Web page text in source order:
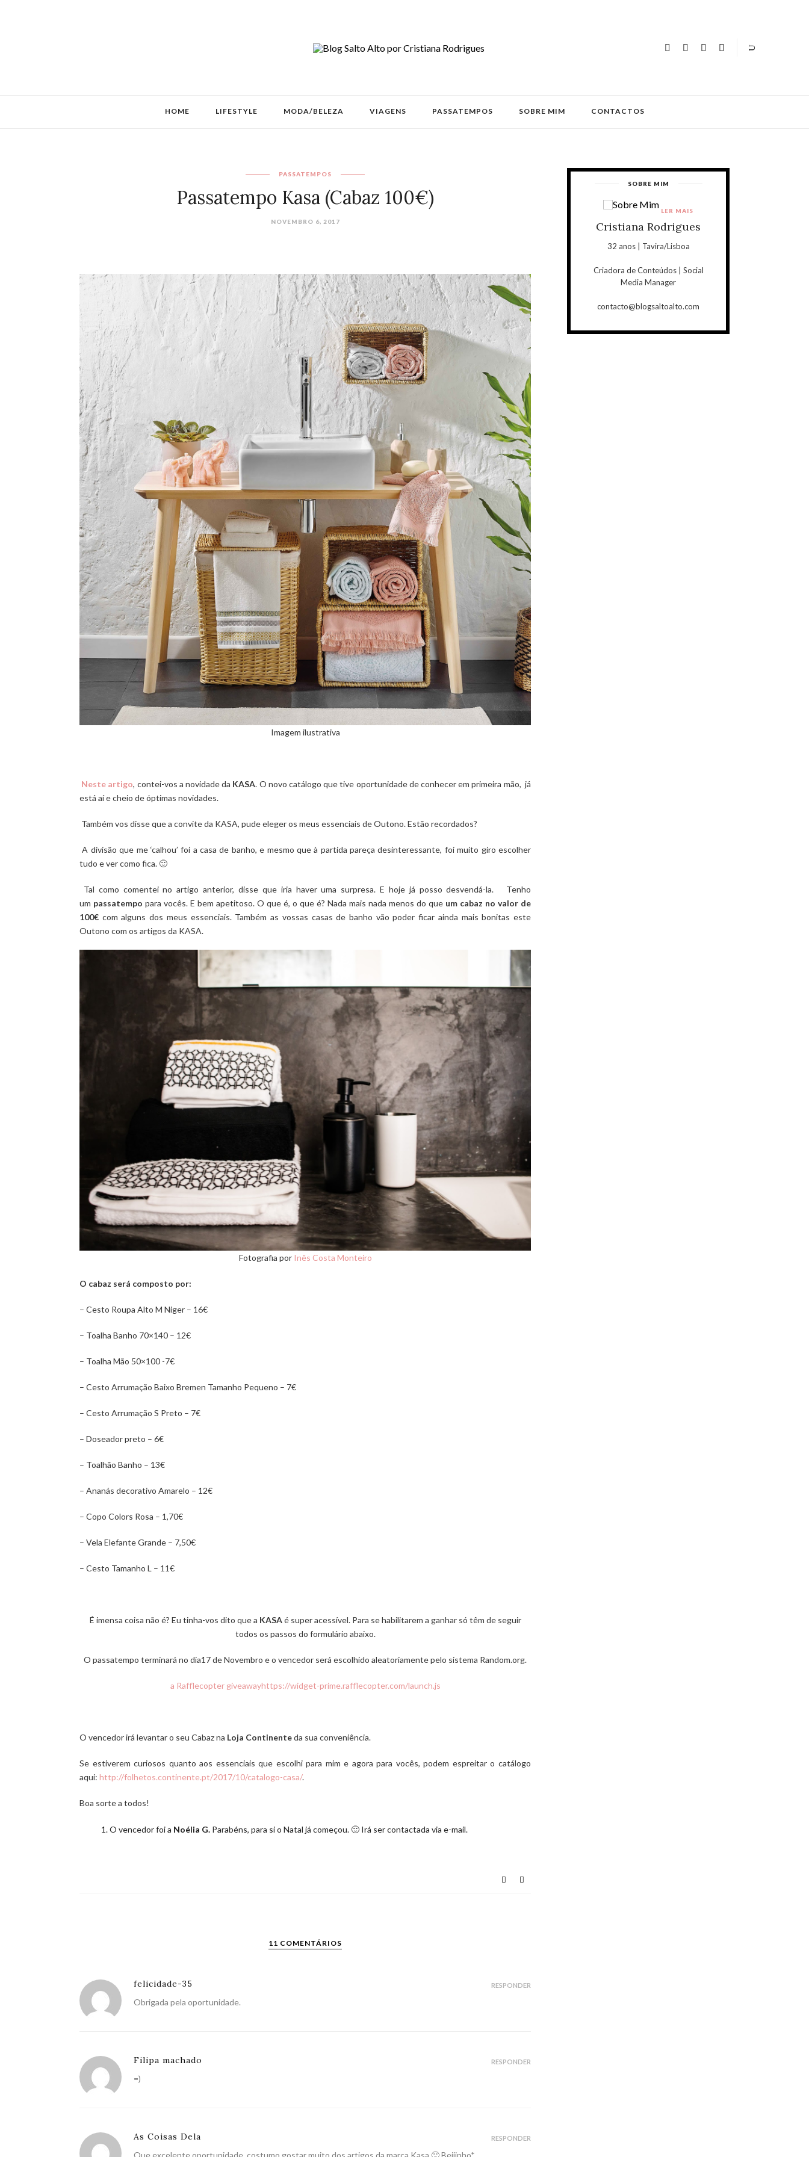
HOME LIFESTYLE MODA/BELEZA VIAGENS PASSATEMPOS SOBRE MIM CONTACTOS
PASSATEMPOS
Passatempo Kasa (Cabaz 100€)
NOVEMBRO 6, 2017
Imagem ilustrativa
Neste artigo, contei-vos a novidade da KASA. O novo catálogo que tive oportunidade de conhecer em primeira mão, já
está aí e cheio de óptimas novidades.
Também vos disse que a convite da KASA, pude eleger os meus essenciais de Outono. Estão recordados?
A divisão que me ‘calhou’ foi a casa de banho, e mesmo que à partida pareça desinteressante, foi muito giro escolher
tudo e ver como fica. 🙂
Tal como comentei no artigo anterior, disse que iria haver uma surpresa. E hoje já posso desvendá-la. Tenho
um passatempo para vocês. E bem apetitoso. O que é, o que é? Nada mais nada menos do que um cabaz no valor de
100€ com alguns dos meus essenciais. Também as vossas casas de banho vão poder ficar ainda mais bonitas este
Outono com os artigos da KASA.
Fotografia por Inês Costa Monteiro
O cabaz será composto por:
– Cesto Roupa Alto M Niger – 16€
– Toalha Banho 70×140 – 12€
– Toalha Mão 50×100 -7€
– Cesto Arrumação Baixo Bremen Tamanho Pequeno – 7€
– Cesto Arrumação S Preto – 7€
– Doseador preto – 6€
– Toalhão Banho – 13€
– Ananás decorativo Amarelo – 12€
– Copo Colors Rosa – 1,70€
– Vela Elefante Grande – 7,50€
– Cesto Tamanho L – 11€
É imensa coisa não é? Eu tinha-vos dito que a KASAé super acessível. Para se habilitarem a ganhar só têm de seguir
todos os passos do formulário abaixo.
O passatempo terminará no dia17 de Novembro e o vencedor será escolhido aleatoriamente pelo sistema Random.org.
a Rafflecopter giveawayhttps://widget-prime.rafflecopter.com/launch.js
O vencedor irá levantar o seu Cabaz na Loja Continenteda sua conveniência.
Se estiverem curiosos quanto aos essenciais que escolhi para mim e agora para vocês, podem espreitar o catálogo
aqui: http://folhetos.continente.pt/2017/10/catalogo-casa/.
Boa sorte a todos!
O vencedor foi a Noélia G. Parabéns, para si o Natal já começou. 🙂 Irá ser contactada via e-mail.
11 COMENTÁRIOS
felicidade-35
Obrigada pela oportunidade.
RESPONDER
Filipa machado
=)
RESPONDER
As Coisas Dela
Que excelente oportunidade, costumo gostar muito dos artigos da marca Kasa 🙂 Beijinho*
RESPONDER
SOBRE MIM
Cristiana Rodrigues
32 anos | Tavira/Lisboa
Criadora de Conteúdos | Social
Media Manager
contacto@blogsaltoalto.com
LER MAIS